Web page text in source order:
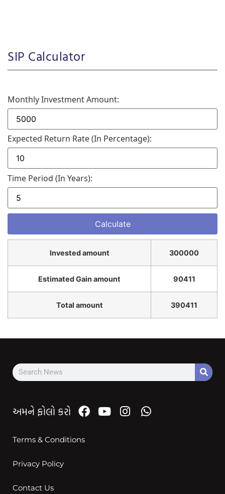
SIP Calculator
Monthly Investment Amount:
Expected Return Rate (in Percentage):
Time Period (in Years):
Invested amount 300000
Estimated Gain amount 90411
Total amount 390411
અમને ફોલો કરો
Terms & Conditions
Privacy Policy
Contact Us